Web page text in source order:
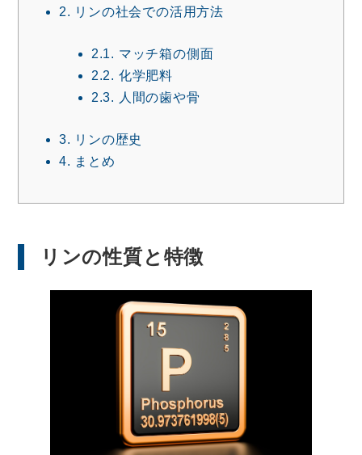
2. リンの社会での活用方法
2.1. マッチ箱の側面
2.2. 化学肥料
2.3. 人間の歯や骨
3. リンの歴史
4. まとめ
リンの性質と特徴